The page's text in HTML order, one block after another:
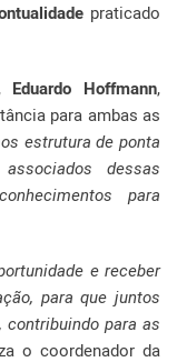
praticado
Eduardo Hoffmann,
para ambas as
estrutura de ponta
dessas
para
e receber
para que juntos
para as
o coordenador da